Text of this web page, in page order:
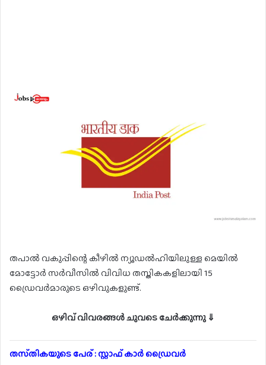
തപാൽ വകുപ്പിന്റെ കീഴിൽ ന്യൂഡൽഹിയിലുള്ള മെയിൽ
മോട്ടോർ സർവീസിൽ വിവിധ തസ്തികകളിലായി 15
ഡ്രൈവർമാരുടെ ഒഴിവുകളുണ്ട്.
ഒഴിവ് വിവരങ്ങൾ ചുവടെ ചേർക്കുന്നു ⇓
തസ്‌തികയുടെ പേര് : സ്റ്റാഫ് കാർ ഡ്രൈവർ